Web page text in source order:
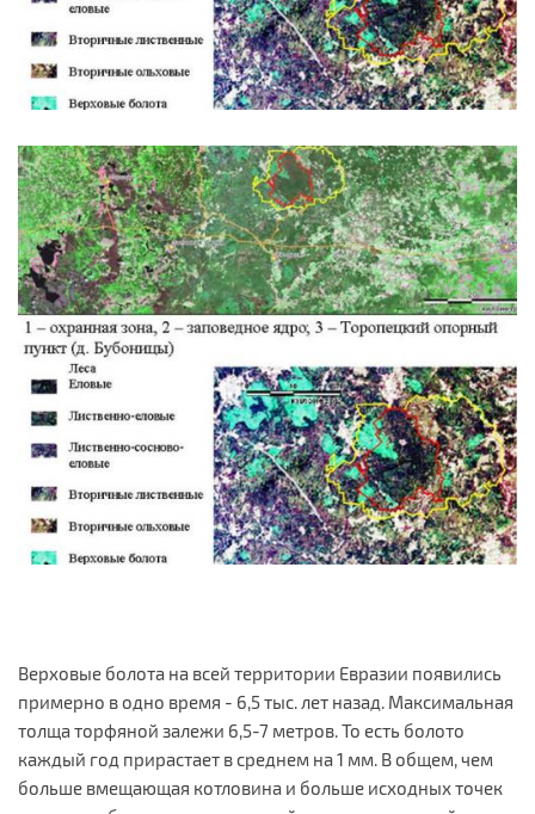
Верховые болота на всей территории Евразии появились
примерно в одно время - 6,5 тыс. лет назад. Максимальная
толща торфяной залежи 6,5-7 метров. То есть болото
каждый год прирастает в среднем на 1 мм. В общем, чем
больше вмещающая котловина и больше исходных точек